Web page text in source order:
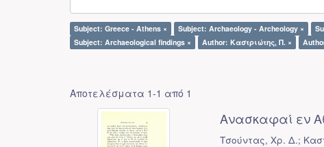
Subject: Greece - Athens × Subject: Archaeology - Archeology ×
Subject: Archaeological findings ×
Author: Καστριώτης, Π. ×
Αποτελέσματα 1-1 από 1
Ανασκαφαί εν
Τσούντας, Χρ. Δ.;